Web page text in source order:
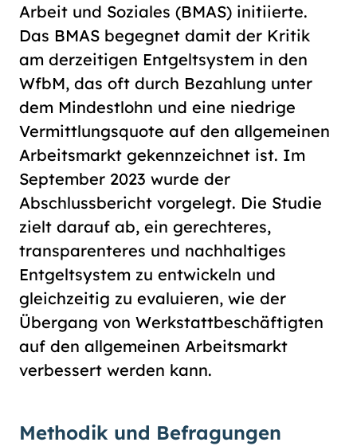
Arbeit und Soziales (BMAS) initiierte.
Das BMAS begegnet damit der Kritik
am derzeitigen Entgeltsystem in den
WfbM, das oft durch Bezahlung unter
dem Mindestlohn und eine niedrige
Vermittlungsquote auf den allgemeinen
Arbeitsmarkt gekennzeichnet ist. Im
September 2023 wurde der
Abschlussbericht vorgelegt. Die Studie
zielt darauf ab, ein gerechteres,
transparenteres und nachhaltiges
Entgeltsystem zu entwickeln und
gleichzeitig zu evaluieren, wie der
Übergang von Werkstattbeschäftigten
auf den allgemeinen Arbeitsmarkt
verbessert werden kann.
Methodik und Befragungen